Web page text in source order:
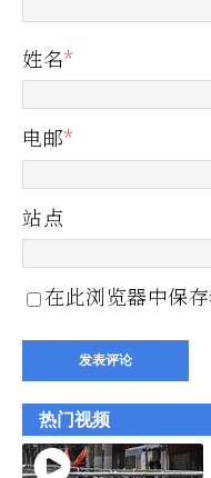
姓名*
电邮*
站点
在此浏览器中保
热门视频